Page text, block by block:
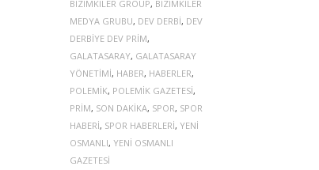
BIZIMKILER GROUP, BIZIMKILER
MEDYA GRUBU, DEV DERBI, DEV
DERBIYE DEV PRIM,
GALATASARAY, GALATASARAY
YÖNETIMI, HABER, HABERLER,
POLEMIK, POLEMIK GAZETESI,
PRIM, SON DAKIKA, SPOR, SPOR
HABERI, SPOR HABERLERI, YENI
OSMANLI, YENI OSMANLI
GAZETESI